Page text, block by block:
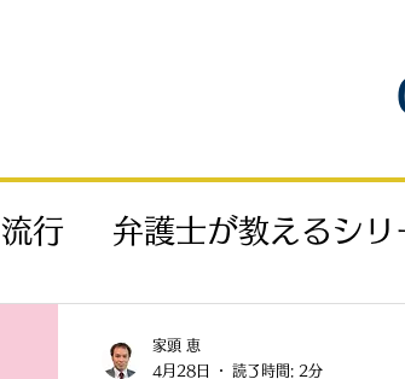
流行 弁護士が教えるシリ
家頭 恵
4月28日
読了時間: 2分